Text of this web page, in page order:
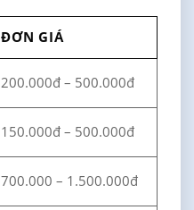
ĐƠN GIÁ
200.000đ – 500.000đ
150.000đ – 500.000đ
700.000 – 1.500.000đ